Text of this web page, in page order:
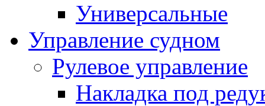
Универсальные
Управление судном
Рулевое управление
Накладка под